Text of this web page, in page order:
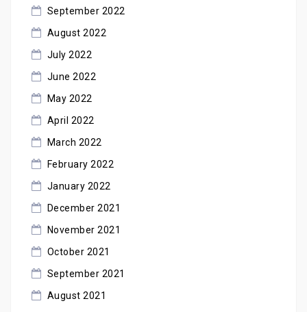
September 2022
August 2022
July 2022
June 2022
May 2022
April 2022
March 2022
February 2022
January 2022
December 2021
November 2021
October 2021
September 2021
August 2021